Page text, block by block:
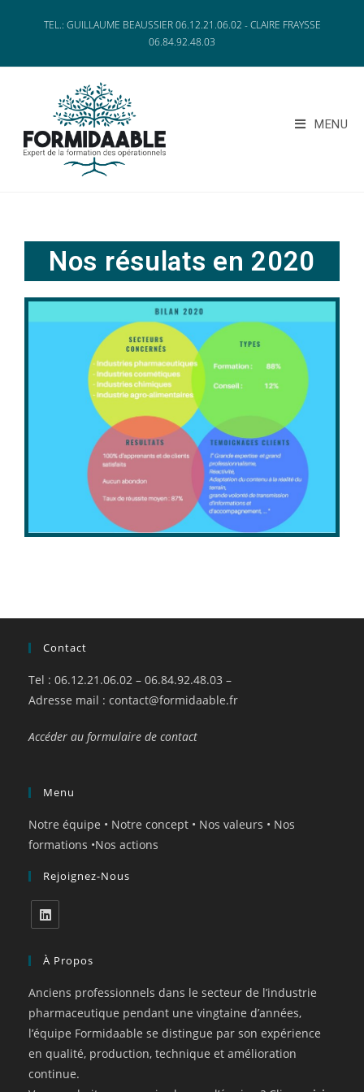
TEL.: GUILLAUME BEAUSSIER 06.12.21.06.02 - CLAIRE FRAYSSE
06.84.92.48.03
MENU
Nos résulats en 2020
Contact
Tel : 06.12.21.06.02 – 06.84.92.48.03 –
Adresse mail : contact@formidaable.fr
Accéder au formulaire de contact
Menu
Notre équipe • Notre concept • Nos valeurs • Nos
formations •Nos actions
Rejoignez-Nous
À Propos
Anciens professionnels dans le secteur de l’industrie
pharmaceutique pendant une vingtaine d’années,
l’équipe Formidaable se distingue par son expérience
en qualité, production, technique et amélioration
continue.